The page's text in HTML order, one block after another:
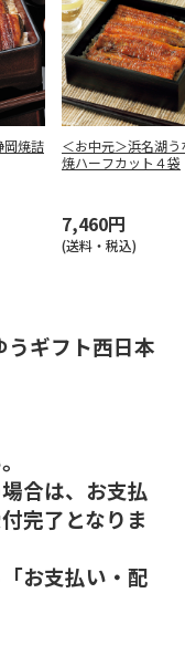
岡焼詰
＜お中元＞浜名湖う
焼ハーフカット４袋
7,460円
(送料・税込)
ギフト西日本
合は、お支払
完了となりま
お支払い・配